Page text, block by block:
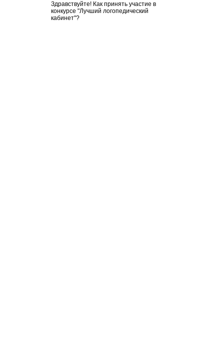
Здравствуйте! Как принять участие в
конкурсе "Лучший логопедический
кабинет"?